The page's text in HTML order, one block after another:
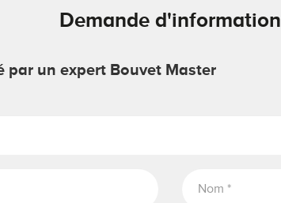
Demande d'information
par un expert Bouvet Master